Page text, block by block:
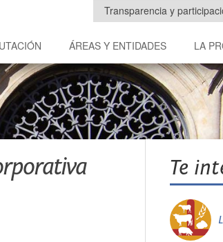
Transparencia y
ÁREAS Y ENTIDADES LA
Te